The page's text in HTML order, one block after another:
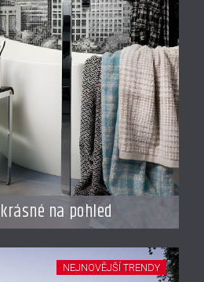
na pohled
NEJNOVĚJŠÍ TRENDY